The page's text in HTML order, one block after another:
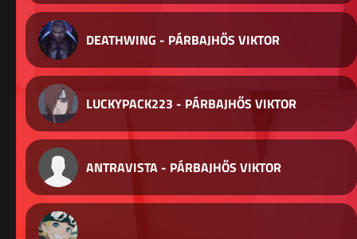
DEATHWING - PÁRBAJHŐS VIKTOR
LUCKYPACK223 - PÁRBAJHŐS VIKTOR
ANTRAVISTA - PÁRBAJHŐS VIKTOR